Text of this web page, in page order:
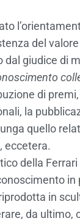
del
giudice di
di
la
quello
eccetera.
della Ferrari
in
da ultimo,